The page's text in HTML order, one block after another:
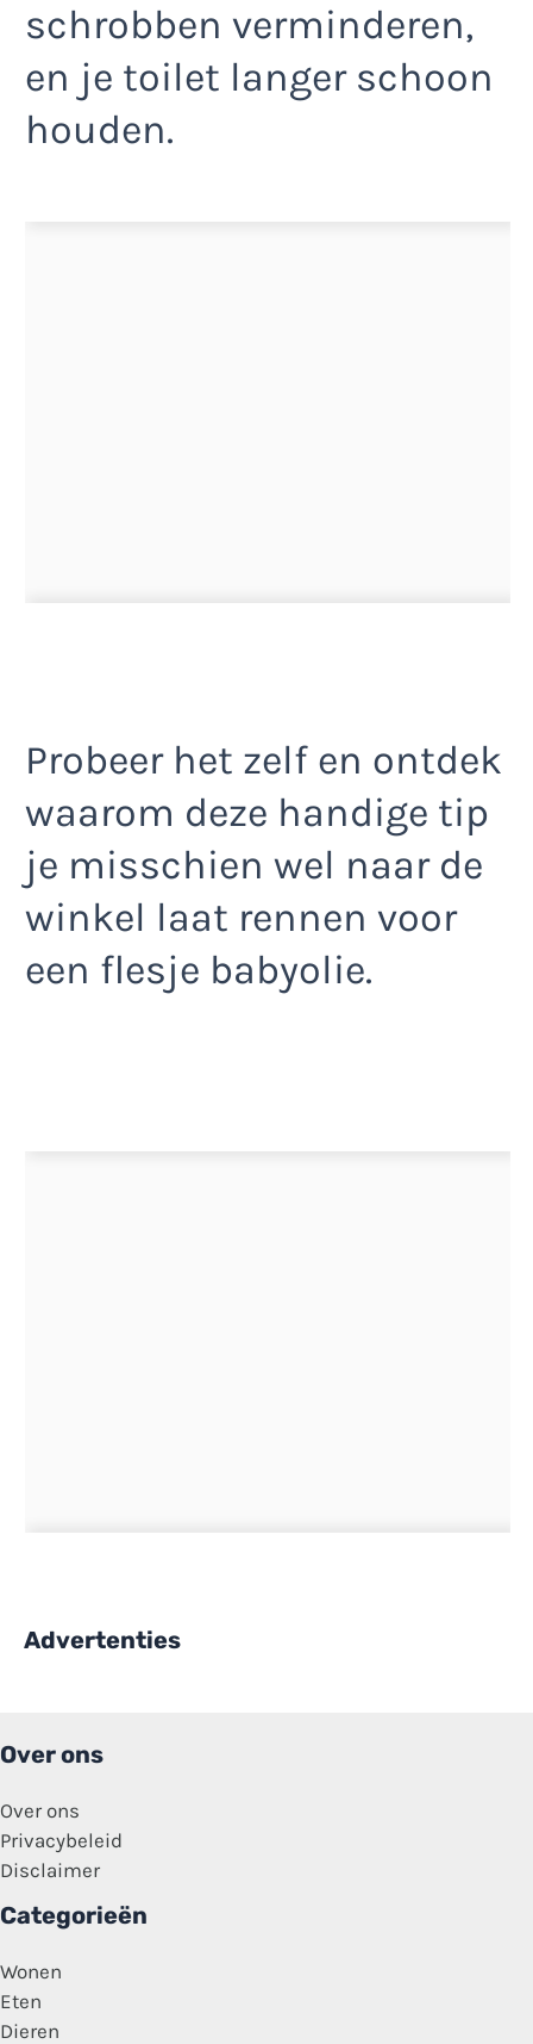
schrobben verminderen,
en je toilet langer schoon
houden.
Probeer het zelf en ontdek
waarom deze handige tip
je misschien wel naar de
winkel laat rennen voor
een flesje babyolie.
Advertenties
Over ons
Over ons
Privacybeleid
Disclaimer
Categorieën
Wonen
Eten
Dieren